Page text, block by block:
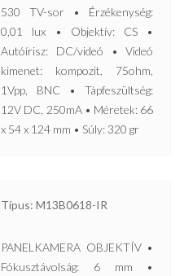
530 TV-sor • Érzékenység:
0,01 lux • Objektív: CS •
Autóírisz: DC/videó • Videó
kimenet: kompozit, 75ohm,
1Vpp, BNC • Tápfeszültség:
12V DC, 250mA • Méretek: 66
x 54 x 124 mm • Súly: 320 gr
Típus: M13B0618-IR
PANELKAMERA OBJEKTÍV •
Fókusztávolság: 6 mm •